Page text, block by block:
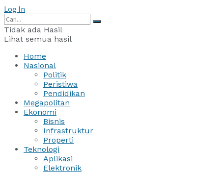
Log In
Tidak ada Hasil
Lihat semua hasil
Home
Nasional
Politik
Peristiwa
Pendidikan
Megapolitan
Ekonomi
Bisnis
Infrastruktur
Properti
Teknologi
Aplikasi
Elektronik